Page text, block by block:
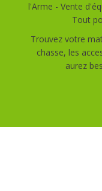
l'Arme - Vente
Tout
Trouvez votre
chasse, les
aurez